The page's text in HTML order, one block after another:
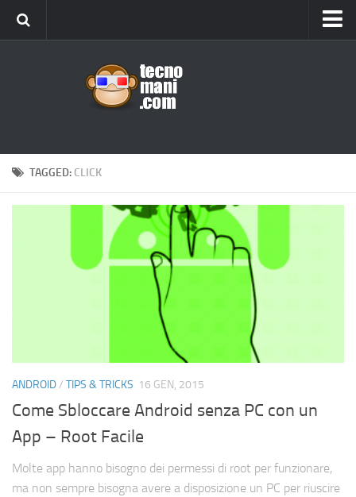
Windows
News
Cerca
TAGGED: CLICK
ANDROID/ TIPS & TRICKS 16 GEN, 2015
Come Sbloccare Android senza PC con un
App – Root Facile
Molte app hanno bisogno dei permessi di root per funzionare,
ma non sempre bisogna avere a disposizione un PC per riuscire